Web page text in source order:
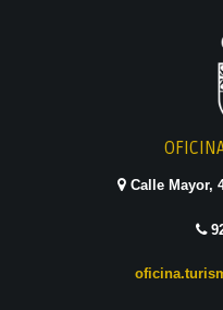
Calle Mayor,